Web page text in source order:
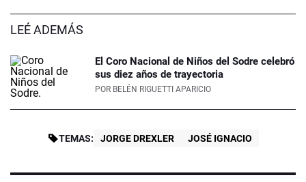
LEÉ ADEMÁS
El Coro Nacional de Niños del Sodre celebró
sus diez años de trayectoria
POR BELÉN RIGUETTI APARICIO
TEMAS: JORGE DREXLER JOSÉ IGNACIO